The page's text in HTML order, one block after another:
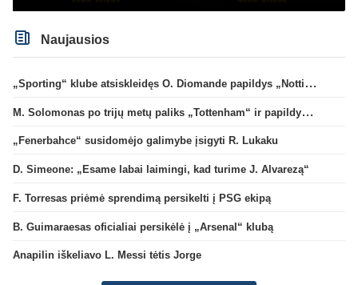
Naujausios
„Sporting“ klube atsiskleidęs O. Diomande papildys „Nottingham“ gretas
M. Solomonas po trijų metų paliks „Tottenham“ ir papildys „West Ham“ klubą
„Fenerbahce“ susidomėjo galimybe įsigyti R. Lukaku
D. Simeone: „Esame labai laimingi, kad turime J. Alvarezą“
F. Torresas priėmė sprendimą persikelti į PSG ekipą
B. Guimaraesas oficialiai persikėlė į „Arsenal“ klubą
Anapilin iškeliavo L. Messi tėtis Jorge